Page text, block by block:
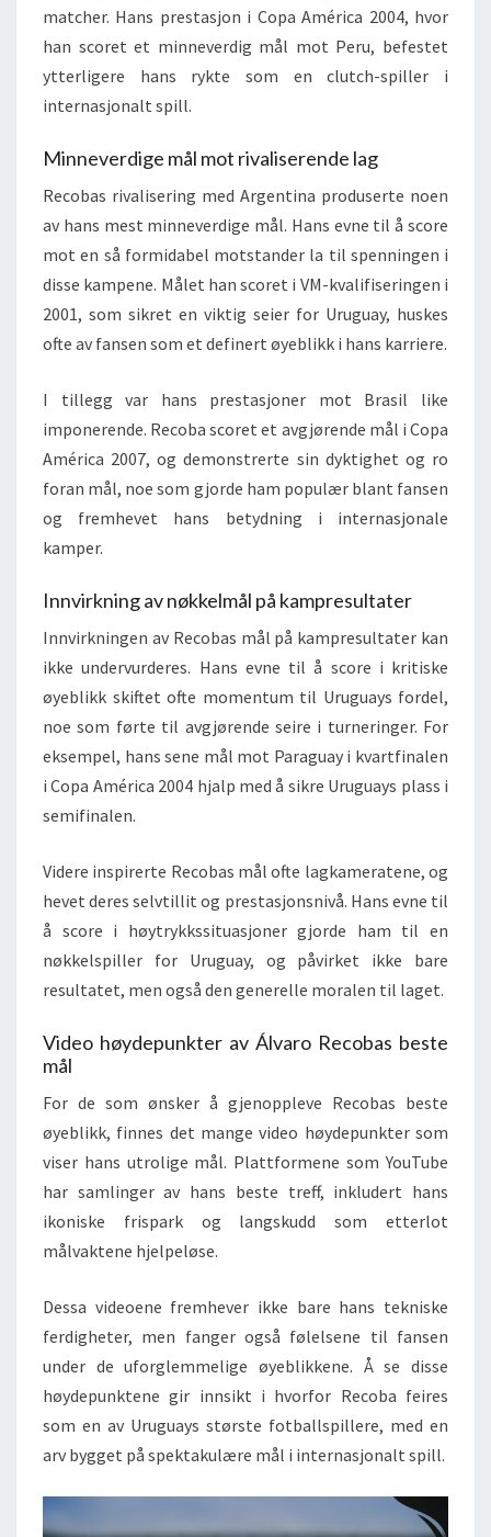
matcher. Hans prestasjon i Copa América 2004, hvor
han scoret et minneverdig mål mot Peru, befestet
ytterligere hans rykte som en clutch-spiller i
internasjonalt spill.
Minneverdige mål mot rivaliserende lag
Recobas rivalisering med Argentina produserte noen
av hans mest minneverdige mål. Hans evne til å score
mot en så formidabel motstander la til spenningen i
disse kampene. Målet han scoret i VM-kvalifiseringen i
2001, som sikret en viktig seier for Uruguay, huskes
ofte av fansen som et definert øyeblikk i hans karriere.
I tillegg var hans prestasjoner mot Brasil like
imponerende. Recoba scoret et avgjørende mål i Copa
América 2007, og demonstrerte sin dyktighet og ro
foran mål, noe som gjorde ham populær blant fansen
og fremhevet hans betydning i internasjonale
kamper.
Innvirkning av nøkkelmål på kampresultater
Innvirkningen av Recobas mål på kampresultater kan
ikke undervurderes. Hans evne til å score i kritiske
øyeblikk skiftet ofte momentum til Uruguays fordel,
noe som førte til avgjørende seire i turneringer. For
eksempel, hans sene mål mot Paraguay i kvartfinalen
i Copa América 2004 hjalp med å sikre Uruguays plass i
semifinalen.
Videre inspirerte Recobas mål ofte lagkameratene, og
hevet deres selvtillit og prestasjonsnivå. Hans evne til
å score i høytrykkssituasjoner gjorde ham til en
nøkkelspiller for Uruguay, og påvirket ikke bare
resultatet, men også den generelle moralen til laget.
Video høydepunkter av Álvaro Recobas beste
mål
For de som ønsker å gjenoppleve Recobas beste
øyeblikk, finnes det mange video høydepunkter som
viser hans utrolige mål. Plattformene som YouTube
har samlinger av hans beste treff, inkludert hans
ikoniske frispark og langskudd som etterlot
målvaktene hjelpeløse.
Dessa videoene fremhever ikke bare hans tekniske
ferdigheter, men fanger også følelsene til fansen
under de uforglemmelige øyeblikkene. Å se disse
høydepunktene gir innsikt i hvorfor Recoba feires
som en av Uruguays største fotballspillere, med en
arv bygget på spektakulære mål i internasjonalt spill.